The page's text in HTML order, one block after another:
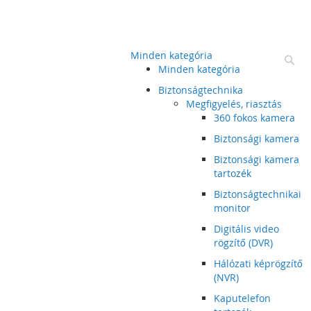
Minden kategória
Minden kategória
Biztonságtechnika
Megfigyelés, riasztás
360 fokos kamera
Biztonsági kamera
Biztonsági kamera
tartozék
Biztonságtechnikai
monitor
Digitális video
rögzítő (DVR)
Hálózati képrögzítő
(NVR)
Kaputelefon